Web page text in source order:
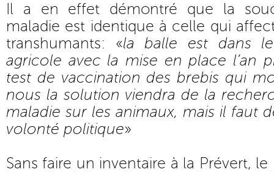
Il a en effet démontré que la
maladie est identique à celle qui
transhumants: «la balle est dans
agricole avec la mise en place l’an
test de vaccination des brebis qui
nous la solution viendra de la
maladie sur les animaux, mais il faut
volonté politique»
Sans faire un inventaire à la Prévert,